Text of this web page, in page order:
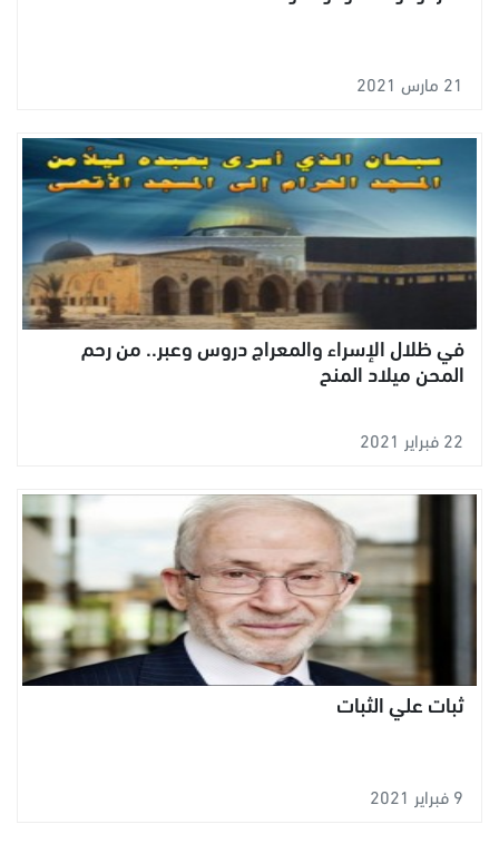
21 مارس 2021
في ظلال الإسراء والمعراج دروس وعبر.. من رحم
المحن ميلاد المنح
22 فبراير 2021
ثبات علي الثبات
9 فبراير 2021